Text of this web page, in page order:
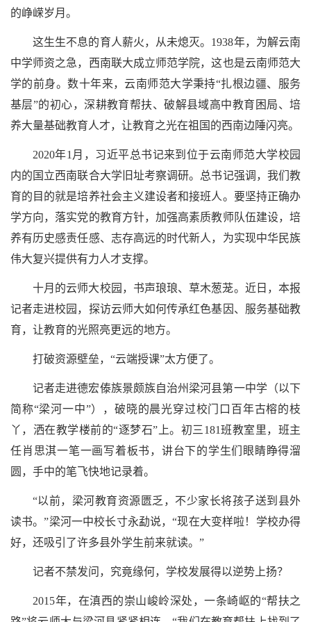
的峥嵘岁月。
这生生不息的育人薪火，从未熄灭。1938年，为解云南
中学师资之急，西南联大成立师范学院，这也是云南师范大
学的前身。数十年来，云南师范大学秉持“扎根边疆、服务
基层”的初心，深耕教育帮扶、破解县域高中教育困局、培
养大量基础教育人才，让教育之光在祖国的西南边陲闪亮。
2020年1月，习近平总书记来到位于云南师范大学校园
内的国立西南联合大学旧址考察调研。总书记强调，我们教
育的目的就是培养社会主义建设者和接班人。要坚持正确办
学方向，落实党的教育方针，加强高素质教师队伍建设，培
养有历史感责任感、志存高远的时代新人，为实现中华民族
伟大复兴提供有力人才支撑。
十月的云师大校园，书声琅琅、草木葱茏。近日，本报
记者走进校园，探访云师大如何传承红色基因、服务基础教
育，让教育的光照亮更远的地方。
打破资源壁垒，“云端授课”太方便了。
记者走进德宏傣族景颇族自治州梁河县第一中学（以下
简称“梁河一中”），破晓的晨光穿过校门口百年古榕的枝
丫，洒在教学楼前的“逐梦石”上。初三181班教室里，班主
任肖思淇一笔一画写着板书，讲台下的学生们眼睛睁得溜
圆，手中的笔飞快地记录着。
“以前，梁河教育资源匮乏，不少家长将孩子送到县外
读书。”梁河一中校长寸永勐说，“现在大变样啦！学校办得
好，还吸引了许多县外学生前来就读。”
记者不禁发问，究竟缘何，学校发展得以逆势上扬？
2015年，在滇西的崇山峻岭深处，一条崎岖的“帮扶之